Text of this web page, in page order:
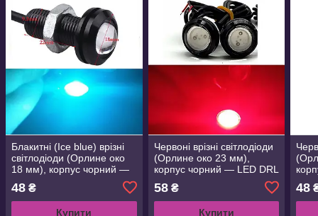
Блакитні (Ice blue) врізні
світлодіоди (Орлине око
18 мм), корпус чорний —
салону
48 ₴
Купити
Червоні врізні світлодіоди
(Орлине око 23 мм),
корпус чорний — LED DRL
58₴
Купити
48